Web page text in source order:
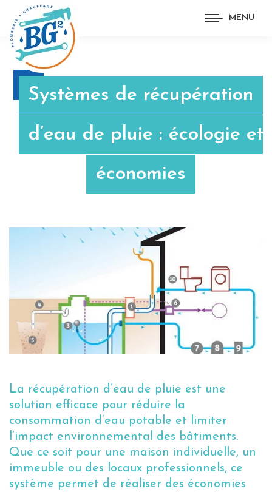
MENU
Systèmes de récupération
d’eau de pluie : écologie et
économies
La récupération d’eau de pluie est une
solution efficace pour réduire la
consommation d’eau potable et limiter
l’impact environnemental des bâtiments.
Que ce soit pour une maison individuelle, un
immeuble ou des locaux professionnels, ce
système permet de réaliser des économies